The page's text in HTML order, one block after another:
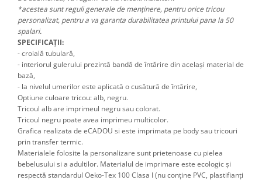
*acestea sunt reguli generale de menținere, pentru orice tricou
personalizat, pentru a va garanta durabilitatea printului pana la 50
spalari.
SPECIFICAȚII:
- croială tubulară,
- interiorul gulerului prezintă bandă de întărire din același material de
bază,
- la nivelul umerilor este aplicată o cusătură de întărire,
Optiune culoare tricou: alb, negru.
Tricoul alb are imprimeul negru sau colorat.
Tricoul negru poate avea imprimeu multicolor.
Grafica realizata de eCADOU si este imprimata pe body sau tricouri
prin transfer termic.
Materialele folosite la personalizare sunt prietenoase cu pielea
bebelusului si a adultilor. Materialul de imprimare este ecologic și
respectă standardul Oeko-Tex 100 Clasa I (nu conține PVC, plastifianți